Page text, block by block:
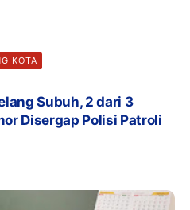
KOTA
Subuh, 2 dari 3
Disergap Polisi Patroli